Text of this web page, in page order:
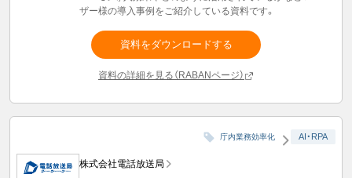
ザー様の導入事例をご紹介している資料です。
資料をダウンロードする
資料の詳細を見る（RABANページ）
庁内業務効率化 AI・RPA
株式会社電話放送局